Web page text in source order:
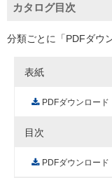
カタログ目次
分類ごとに「PDFダウ
表紙
PDFダウンロード
目次
PDFダウンロード